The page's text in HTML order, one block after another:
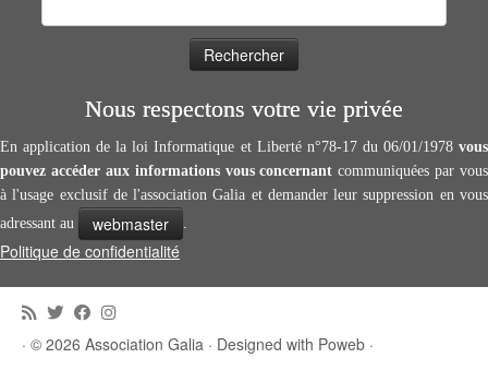
Nous respectons votre vie privée
En application de la loi Informatique et Liberté n°78-17 du 06/01/1978 vous
pouvez accéder aux informations vous concernantcommuniquées par vous
à l'usage exclusif de l'association Galia et demander leur suppression en vous
adressant au
webmaster .
Politique de confidentialité
· © 2026 Association Galia · Designed with Poweb ·